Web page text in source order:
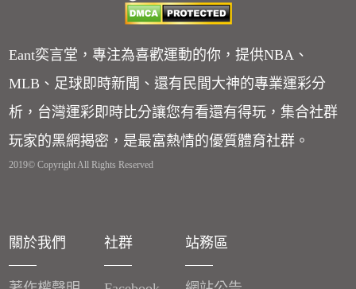
Eant奕言堂，專注為喜歡運動的你，提供NBA、
MLB、足球即時新聞、還有民間大神的專業運彩分
析，台灣運彩即時比分讓您有看還有得玩，集合社群
玩家的黑網揭密，是最富熱情的優質體育社群。
2019© Copyright All Rights Reserved
關於我們 社群 站務區